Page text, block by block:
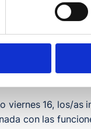
y
control de
de los
General de
viernes 16, los/
con las